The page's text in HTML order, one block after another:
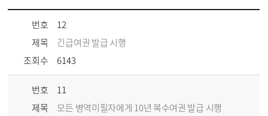
번호
12
제목
긴급여권 발급 시행
조회수
6143
번호
11
제목
모든 병역미필자에게 10년 복수여권 발급 시행